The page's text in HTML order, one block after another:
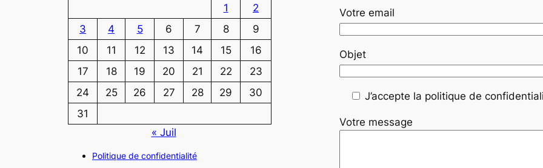
1
2
3
4 5 6 7 8
9
10
11 12 13 14 15
16
17
18 19 20 21 22
23
24
25 26 27 28 29
30
31
« Juil
Politique de confidentialité
Votre email
Objet
J’accepte la politique de
Votre message